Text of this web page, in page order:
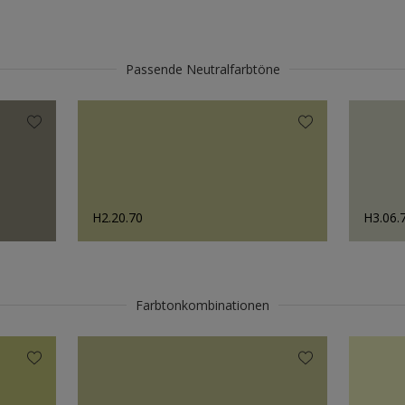
Passende Neutralfarbtöne
H2.20.70
Farbtonkombinationen